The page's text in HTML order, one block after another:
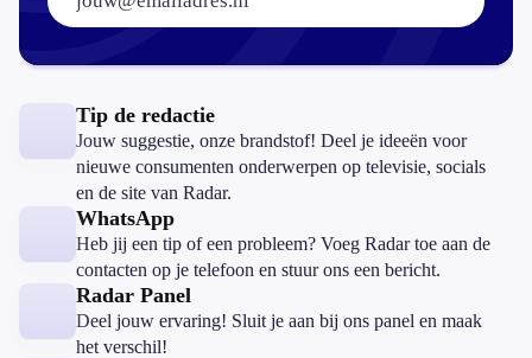
Tip de redactie
Jouw suggestie, onze brandstof! Deel je ideeën voor
nieuwe consumenten onderwerpen op televisie, socials
en de site van Radar.
WhatsApp
Heb jij een tip of een probleem? Voeg Radar toe aan de
contacten op je telefoon en stuur ons een bericht.
Radar Panel
Deel jouw ervaring! Sluit je aan bij ons panel en maak
het verschil!